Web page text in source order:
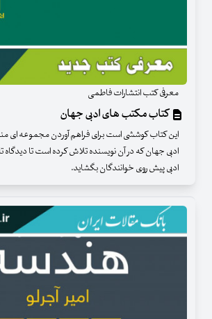
معرفی کتب انتشارات فاطمی
کتاب مکتب های ادبی جهان
این کتاب کوششی است برای فراهم آوردن مجموعه ای
ادبی جهان که در آن نویسنده تلاش کرده است تا دیدگاه
ادبی پیش روی خوانندگان بگشاید.